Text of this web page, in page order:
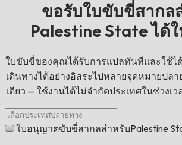
ขอรับใบขับขี่สากล
Palestine State ได้
ใบขับขี่ของคุณได้รับการแปลทันทีและใช้ได้
เดินทางได้อย่างอิสระไปหลายจุดหมายปล
เดียว — ใช้งานได้ไม่จำกัดประเทศในช่วงเ
ใบอนุญาตขับขี่สากลสำหรับPalestine